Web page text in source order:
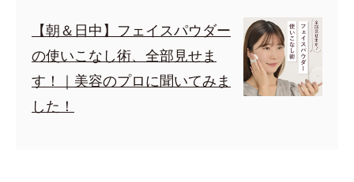
【朝＆日中】フェイスパウダー
の使いこなし術、全部見せま
す！｜美容のプロに聞いてみま
した！